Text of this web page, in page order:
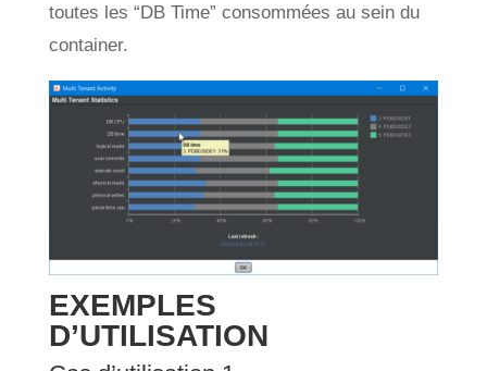
toutes les “DB Time” consommées au sein du
container.
EXEMPLES
D’UTILISATION